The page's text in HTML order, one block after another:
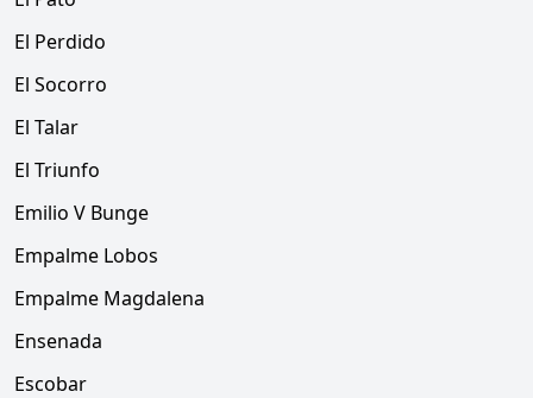
El Perdido
El Socorro
El Talar
El Triunfo
Emilio V Bunge
Empalme Lobos
Empalme Magdalena
Ensenada
Escobar